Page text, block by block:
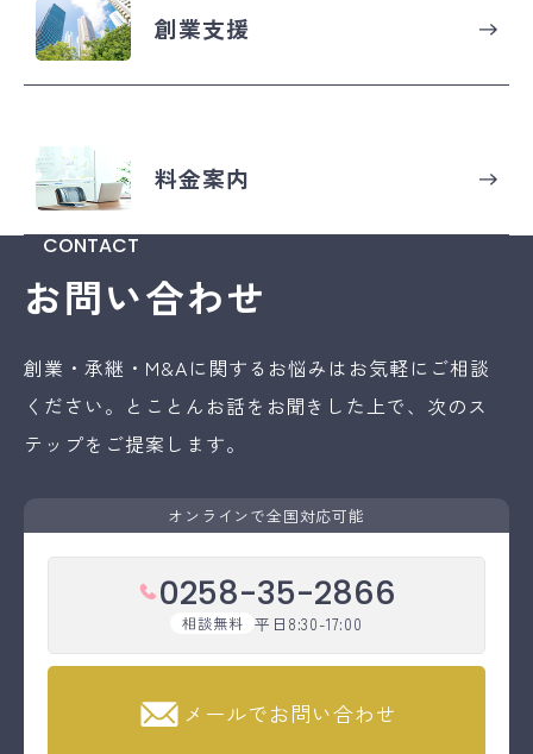
り扱っていることから、ソフトウ
部分でもシナジー効果を期待して
基盤をしっかり固めていく方針で
す。 担当者より もともと譲渡企
方向性や、相手先がみつからず、
まり、担当者としても安心しまし
た。
験と扱う鉄鋼製品を熟知している
からこそ可能となるものです。そ
の雇用維持とその加工技術の継
す。この技術を承継した卸売業た
る承継先にとっては、鋼材の加工
状の事業維持とともにシナジー創
出等が期待されます。 担当者より
すが、後継者がいないことを危惧
しておりました。歴史のある会社
であるため、事業の継続を最優先
にし、親族承継にこだわならい事
業の承継ができたのではないでし
創業支援
料金案内
CONTACT
お問い合わせ
創業・承継・M&Aに関するお悩みはお気軽にご相談
ください。 とことんお話をお聞きした上で、次のス
テップをご提案します。
オンラインで全国対応可能
0258-35-2866
相談無料 平日8:30-17:00
メールでお問い合わせ